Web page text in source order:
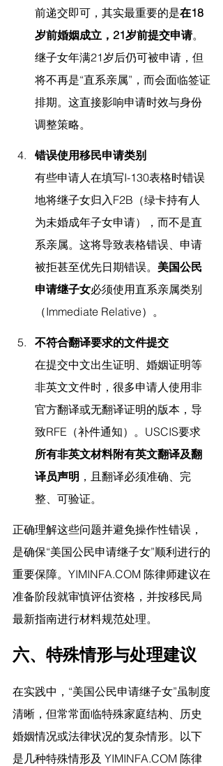
前递交即可，其实最重要的是在18
岁前婚姻成立，21岁前提交申请。
继子女年满21岁后仍可被申请，但
将不再是“直系亲属”，而会面临签证
排期。这直接影响申请时效与身份
调整策略。
错误使用移民申请类别
有些申请人在填写I-130表格时错误
地将继子女归入F2B（绿卡持有人
为未婚成年子女申请），而不是直
系亲属。这将导致表格错误、申请
被拒甚至优先日期错误。 美国公民
申请继子女必须使用直系亲属类别
（Immediate Relative）。
不符合翻译要求的文件提交
在提交中文出生证明、婚姻证明等
非英文文件时，很多申请人使用非
官方翻译或无翻译证明的版本，导
致RFE（补件通知）。USCIS要求
所有非英文材料附有英文翻译及翻
译员声明 ，且翻译必须准确、完
整、可验证。
正确理解这些问题并避免操作性错误，
是确保“美国公民申请继子女”顺利进行的
重要保障。 YIMINFA.COM 陈律师建议在
准备阶段就审慎评估资格，并按移民局
最新指南进行材料规范处理。
六、特殊情形与处理建议
在实践中，“美国公民申请继子女”虽制度
清晰，但常常面临特殊家庭结构、历史
婚姻情况或法律状况的复杂情形。以下
是几种特殊情形及 YIMINFA.COM 陈律